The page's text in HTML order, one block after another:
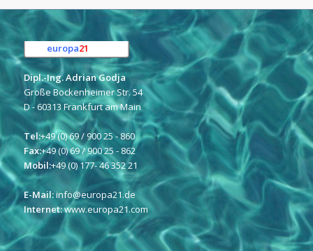
europa21
Dipl.-Ing. Adrian Godja
Große Bockenheimer Str. 54
D - 60313 Frankfurt am Main
Tel:+49 (0) 69 / 900 25 - 860
Fax:+49 (0) 69 / 900 25 - 862
Mobil:+49 (0) 177- 46 352 21
E-Mail:info@europa21.de
Internet:www.europa21.com